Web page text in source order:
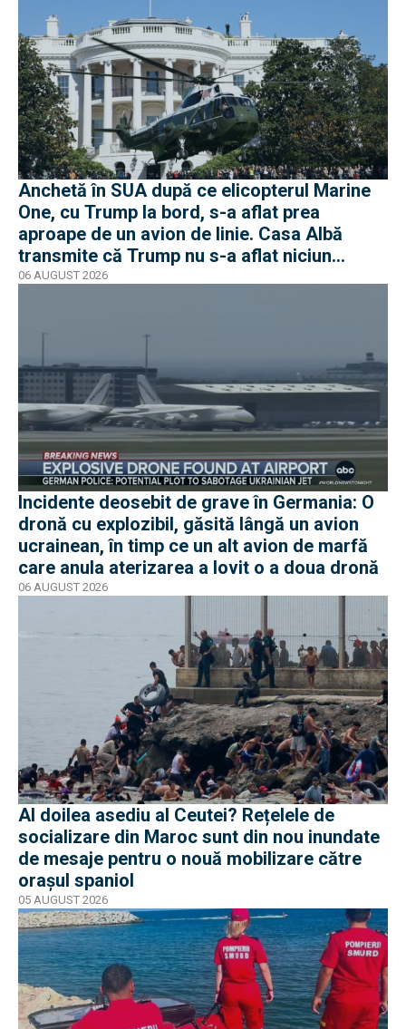
Anchetă în SUA după ce elicopterul Marine
One, cu Trump la bord, s-a aflat prea
aproape de un avion de linie. Casa Albă
transmite că Trump nu s-a aflat niciun
moment în pericol
06 AUGUST 2026
Incidente deosebit de grave în Germania: O
dronă cu explozibil, găsită lângă un avion
ucrainean, în timp ce un alt avion de marfă
care anula aterizarea a lovit o a doua dronă
06 AUGUST 2026
Al doilea asediu al Ceutei? Rețelele de
socializare din Maroc sunt din nou inundate
de mesaje pentru o nouă mobilizare către
orașul spaniol
05 AUGUST 2026